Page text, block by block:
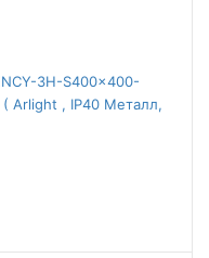
3H-S400x400-
( Arlight , IP40 Металл,